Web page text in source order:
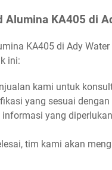
Alumina KA405 di
KA405 di Ady
ini:
kami untuk
yang sesuai
yang
tim kami akan